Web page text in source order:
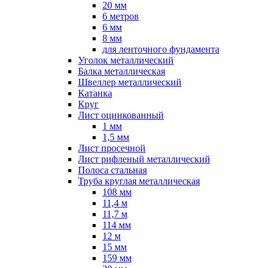
20 мм
6 метров
6 мм
8 мм
для ленточного фундамента
Уголок металлический
Балка металлическая
Швеллер металлический
Катанка
Круг
Лист оцинкованный
1 мм
1,5 мм
Лист просечной
Лист рифленый металлический
Полоса стальная
Труба круглая металлическая
108 мм
11,4 м
11,7 м
114 мм
12 м
15 мм
159 мм